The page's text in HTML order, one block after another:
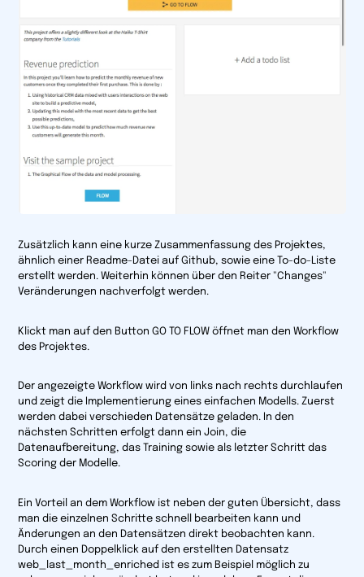
Zusätzlich kann eine kurze Zusammenfassung des Projektes,
ähnlich einer Readme-Datei auf Github, sowie eine To-do-Liste
erstellt werden. Weiterhin können über den Reiter "Changes"
Veränderungen nachverfolgt werden.
Klickt man auf den ButtonGO TO FLOW öffnet man den Workflow
des Projektes.
Der angezeigte Workflow wird von links nach rechts durchlaufen
und zeigt die Implementierung eines einfachen Modells. Zuerst
werden dabei verschieden Datensätze geladen. In den
nächsten Schritten erfolgt dann ein Join, die
Datenaufbereitung, das Training sowie als letzter Schritt das
Scoring der Modelle.
Ein Vorteil an dem Workflow ist neben der guten Übersicht, dass
man die einzelnen Schritte schnell bearbeiten kann und
Änderungen an den Datensätzen direkt beobachten kann.
Durch einen Doppelklick auf den erstellten Datensatz
web_last_month_enriched ist es zum Beispiel möglich zu